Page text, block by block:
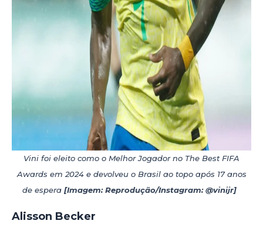
Vini foi eleito como o Melhor Jogador no The Best FIFA
Awards em 2024 e devolveu o Brasil ao topo após 17 anos
de espera [Imagem: Reprodução/Instagram: @vinijr]
Alisson Becker